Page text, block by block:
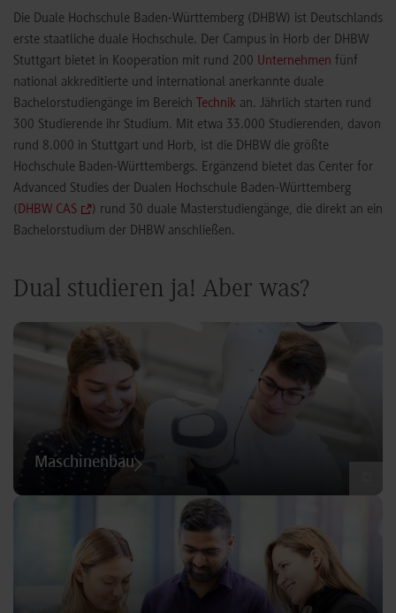
Die Duale Hochschule Baden-Württemberg (DHBW) ist Deutschlands
erste staatliche duale Hochschule. Der Campus in Horb der DHBW
Stuttgart bietet in Kooperation mit rund 200 Unternehmen fünf
national akkreditierte und international anerkannte duale
Bachelorstudiengänge im Bereich
Technik an. Jährlich starten rund
300 Studierende ihr Studium. Mit etwa 33.000 Studierenden, davon
rund 8.000 in Stuttgart und Horb, ist die DHBW die größte
Hochschule Baden-Württembergs. Ergänzend bietet das Center for
Advanced Studies der Dualen Hochschule Baden-Württemberg
( DHBW CAS
) rund 30 duale Masterstudiengänge, die direkt an ein
Bachelorstudium der DHBW anschließen.
Dual studieren ja! Aber was?
Maschinenbau